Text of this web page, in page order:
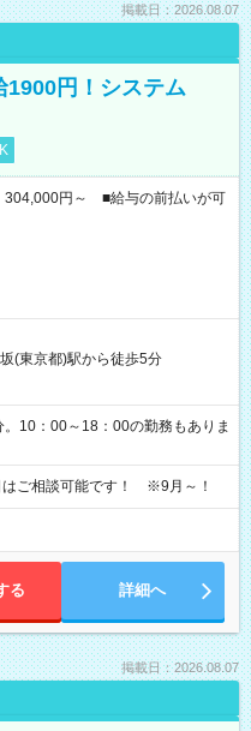
掲載日：2026.08.07
1900円！システム
円～ ■給与の前払いが可
(東京都)駅から徒歩5分
10：00～18：00の勤務もありま
ご相談可能です！ ※9月～！
る 詳細へ
掲載日：2026.08.07